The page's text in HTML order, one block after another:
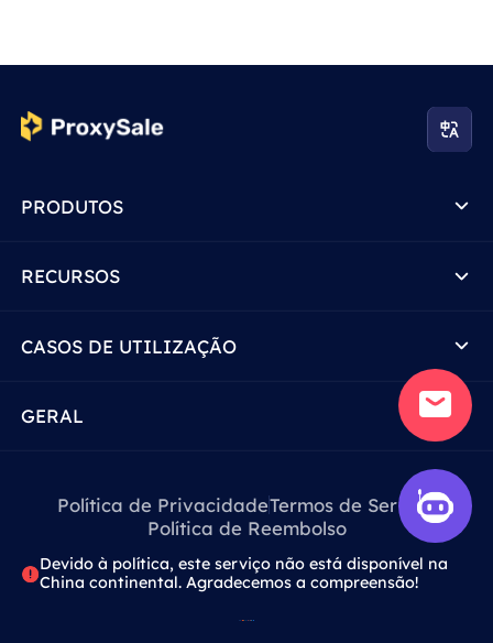
PRODUTOS
RECURSOS
CASOS DE UTILIZAÇÃO
GERAL
Política de PrivacidadeTermos de Serviço
Política de Reembolso
Devido à política, este serviço não está disponível na
China continental. Agradecemos a compreensão!